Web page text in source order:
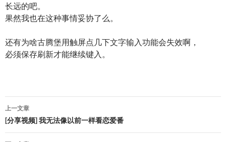
长远的吧。
果然我也在这种事情妥协了么。
还有为啥古腾堡用触屏点几下文字输入功能会失效啊，
必须保存刷新才能继续键入。
文
章
上一文章
[分享视频] 我无法像以前一样看恋爱番